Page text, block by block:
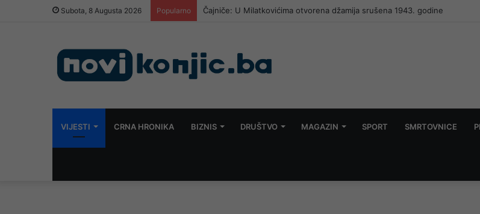
Subota, 8 Augusta 2026 Popularno Saudijska Arabija, Turska i Pakistan potpisali sporazum: Napad na jednu
VIJESTI CRNA HRONIKA BIZNIS DRUŠTVO MAGAZIN SPORT SMRTOVNICE